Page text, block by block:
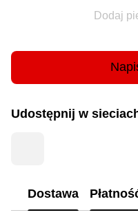
Dodaj
Udostępnij w
Dostawa